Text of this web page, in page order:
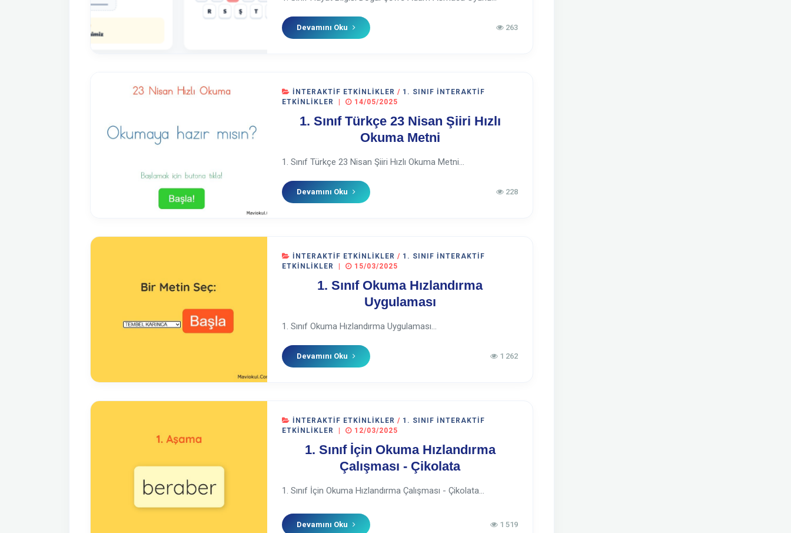
Devamını Oku 263
İNTERAKTIF ETKINLIKLER / 1. SINIF İNTERAKTIF
ETKINLIKLER
14/05/2025
1. Sınıf Türkçe 23 Nisan Şiiri Hızlı
Okuma Metni
1. Sınıf Türkçe 23 Nisan Şiiri Hızlı Okuma Metni...
Devamını Oku 228
İNTERAKTIF ETKINLIKLER / 1. SINIF İNTERAKTIF
ETKINLIKLER
15/03/2025
1. Sınıf Okuma Hızlandırma
Uygulaması
1. Sınıf Okuma Hızlandırma Uygulaması...
Devamını Oku 1 262
İNTERAKTIF ETKINLIKLER / 1. SINIF İNTERAKTIF
ETKINLIKLER
12/03/2025
1. Sınıf İçin Okuma Hızlandırma
Çalışması - Çikolata
1. Sınıf İçin Okuma Hızlandırma Çalışması - Çikolata...
Devamını Oku 1 519